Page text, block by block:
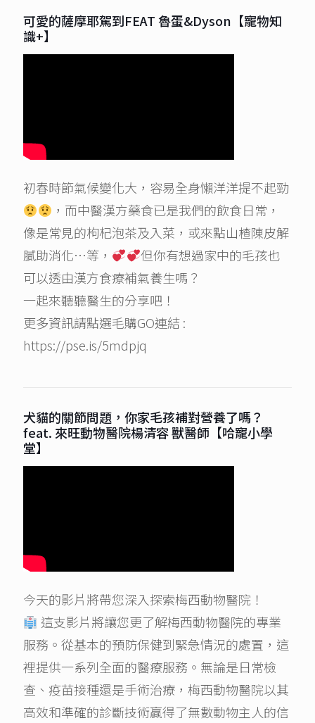
可愛的薩摩耶駕到FEAT 魯蛋&Dyson【寵物知
識+】
初春時節氣候變化大，容易全身懶洋洋提不起勁
，而中醫漢方藥食已是我們的飲食日常，
像是常見的枸杞泡茶及入菜，或來點山楂陳皮解
膩助消化…等，
但你有想過家中的毛孩也
可以透由漢方食療補氣養生嗎？
一起來聽聽醫生的分享吧！
更多資訊請點選毛購GO連結 :
https://pse.is/5mdpjq
犬貓的關節問題，你家毛孩補對營養了嗎？
feat. 來旺動物醫院楊清容 獸醫師【哈寵小學
堂】
今天的影片將帶您深入探索梅西動物醫院！
這支影片將讓您更了解梅西動物醫院的專業
服務。從基本的預防保健到緊急情況的處置，這
裡提供一系列全面的醫療服務。無論是日常檢
查、疫苗接種還是手術治療，梅西動物醫院以其
高效和準確的診斷技術贏得了無數動物主人的信